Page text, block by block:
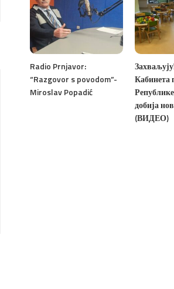
Radio Prnjavor:
“Razgovor s povodom”-
Miroslav Popadić
Кабинета
добија
(ВИДЕО)